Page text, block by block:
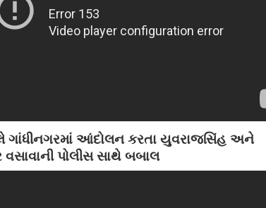
ગાંધીનગરમાં આંદોલન કરતા યુવરાજસિંહ અને
પોલીસ સાથે બબાલ